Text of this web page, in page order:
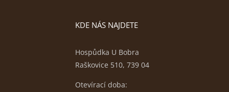
KDE NÁS NAJDETE
Hospůdka U Bobra
Raškovice 510, 739 04
Otevírací doba: